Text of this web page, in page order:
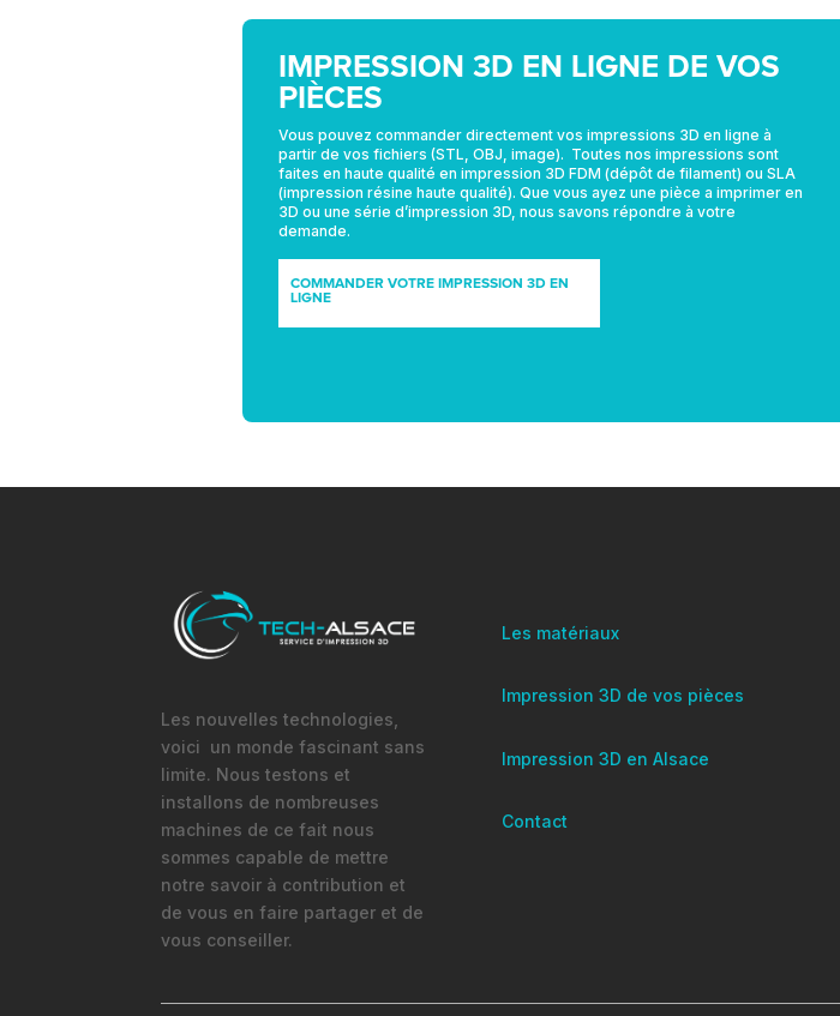
IMPRESSION 3D EN LIGNE DE VOS
PIÈCES
Vous pouvez commander directement vos impressions 3D en ligne à
partir de vos fichiers (STL, OBJ, image). Toutes nos impressions sont
faites en haute qualité en impression 3D FDM (dépôt de filament) ou SLA
(impression résine haute qualité). Que vous ayez une pièce a imprimer en
3D ou une série d’impression 3D, nous savons répondre à votre
demande.
COMMANDER VOTRE IMPRESSION 3D EN
LIGNE
Les nouvelles technologies,
voici un monde fascinant sans
limite. Nous testons et
installons de nombreuses
machines de ce fait nous
sommes capable de mettre
notre savoir à contribution et
de vous en faire partager et de
vous conseiller.
Les matériaux
Impression 3D de vos pièces
Impression 3D en Alsace
Contact